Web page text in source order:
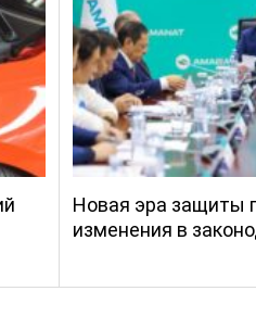
Новая эра защиты
изменения в